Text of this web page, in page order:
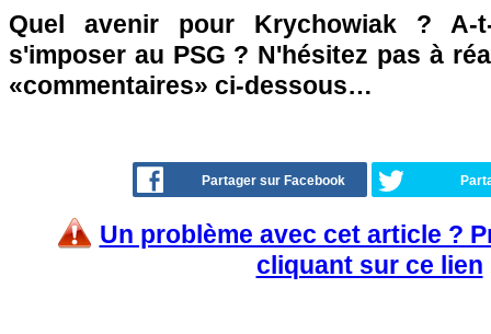
Quel avenir pour Krychowiak ?
s'imposer au PSG ? N'hésitez pas à
«commentaires» ci-dessous…
Partager sur Facebook
Un problème avec cet article ?
cliquant sur ce lien